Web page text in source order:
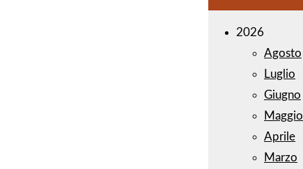
2026
Agosto
Luglio
Giugno
Maggio
Aprile
Marzo